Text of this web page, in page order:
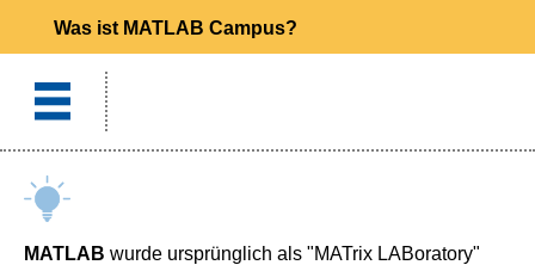
Was ist MATLAB Campus?
MATLAB wurde ursprünglich als "MATrix LABoratory"